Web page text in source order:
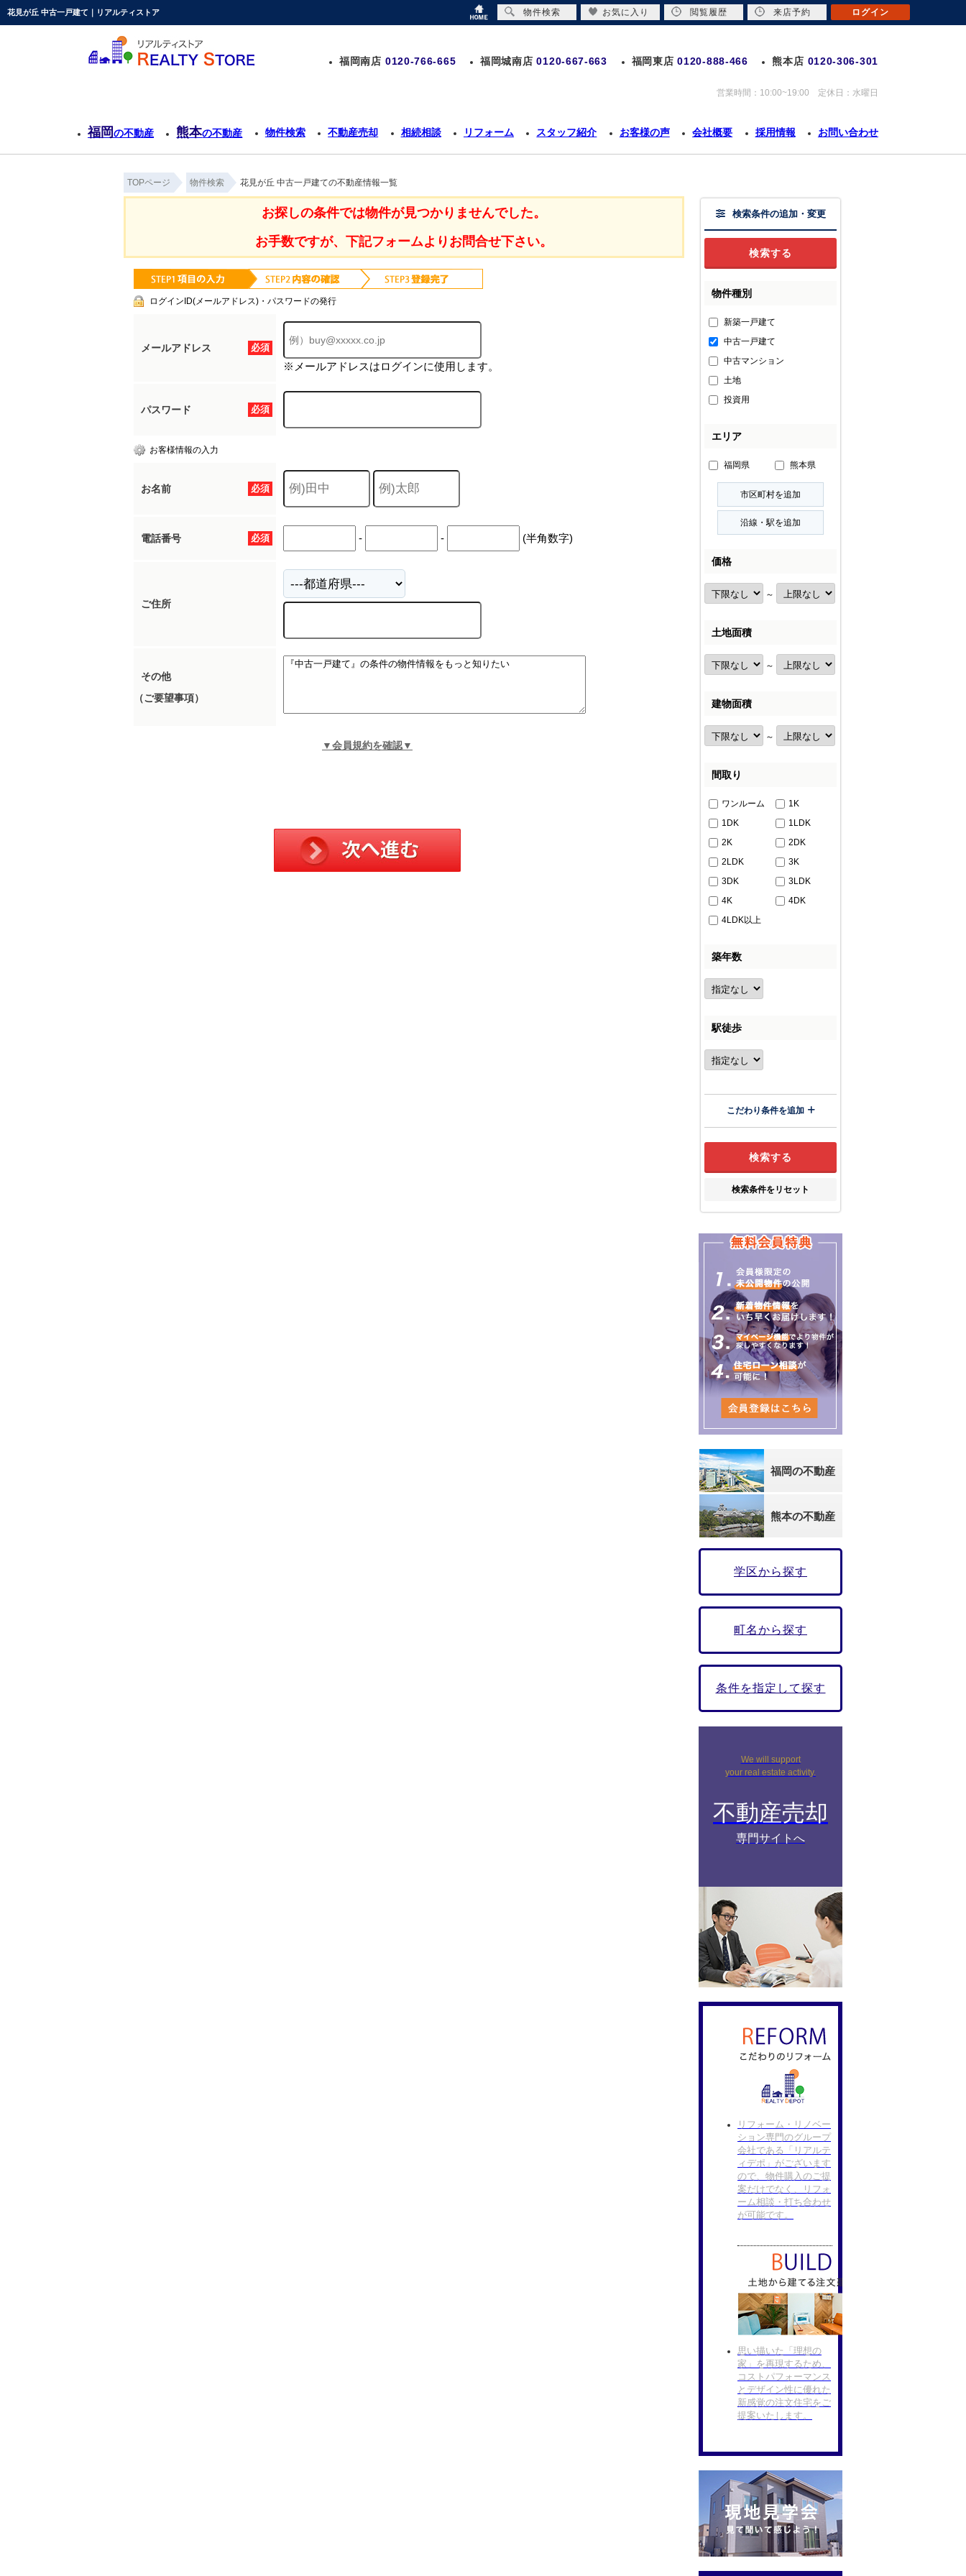
花見が丘 中古一戸建て｜リアルティストア
福岡南店 0120-766-665 福岡城南店 0120-667-663 福岡東店 0120-888-466 熊本店 0120-306-301
営業時間：10:00~19:00 定休日：水曜日
福岡の不動産 熊本の不動産 物件検索 不動産売却 相続相談 リフォーム スタッフ紹介 お客様の声 会社概要 採用情報 お問い合わせ
TOPページ 物件検索 花見が丘 中古一戸建ての不動産情報一覧
お探しの条件では物件が見つかりませんでした。
お手数ですが、下記フォームよりお問合せ下さい。
ログインID(メールアドレス)・パスワードの発行
必須
メールアドレス
※メールアドレスはログインに使用します。
必須
パスワード
お客様情報の入力
必須
お名前
必須
電話番号 - - (半角数字)
ご住所
その他
（ご要望事項）
▼会員規約を確認▼
検索条件の追加・変更
物件種別
新築一戸建て
中古一戸建て
中古マンション
土地
投資用
エリア
福岡県 熊本県
価格
～
土地面積
～
建物面積
～
間取り
ワンルーム
1K
1DK
1LDK
2K
2DK
2LDK
3K
3DK
3LDK
4K
4DK
4LDK以上
築年数
駅徒歩
こだわり条件を追加
検索条件をリセット
福岡の不動産
熊本の不動産
学区から探す
町名から探す
条件を指定して探す
We will support
your real estate activity.
不動産売却
専門サイトへ
リフォーム・リノベー
ション専門のグループ
会社である「リアルテ
ィデポ」がございます
ので、物件購入のご提
案だけでなく、リフォ
ーム相談・打ち合わせ
が可能です。
思い描いた「理想の
家」を再現するため、
コストパフォーマンス
とデザイン性に優れた
新感覚の注文住宅をご
提案いたします。
物件検索 お気に入り 閲覧履歴 来店予約 ログイン